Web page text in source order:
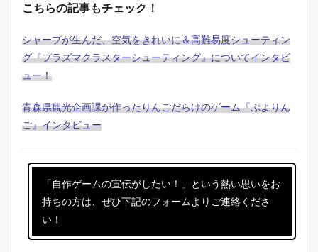
こちらの記事もチェック！
シャープが生んだ、空気をきれいに＆高難易度シューティン
グ『プラズマクラスターシューティング』についてインタビ
ュー！
青森県観光企画課が作ったりんごだらけのゲーム『ぷよりん
ご』インタビュー
「自作ゲームの宣伝がしたい！」という熱い思いをお
持ちの方は、ぜひ下記のフォームよりご連絡くださ
い！